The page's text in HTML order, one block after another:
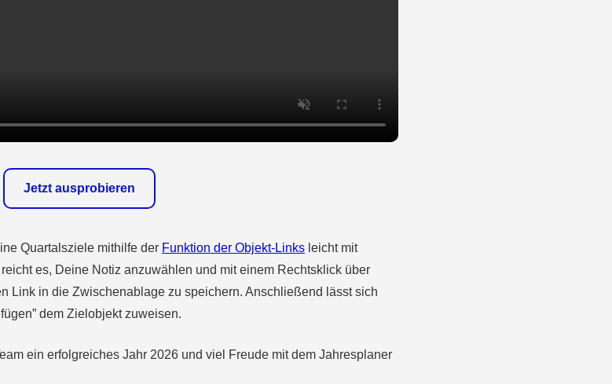
Jetzt ausprobieren
Quartalsziele mithilfe der Funktion der Objekt-Links leicht mit
es, Deine Notiz anzuwählen und mit einem Rechtsklick über
Link in die Zwischenablage zu speichern. Anschließend lässt sich
dem Zielobjekt zuweisen.
ein erfolgreiches Jahr 2026 und viel Freude mit dem Jahresplaner